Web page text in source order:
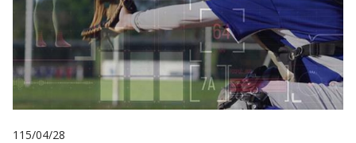
115/04/28